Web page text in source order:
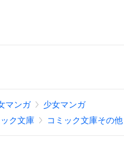
マンガ
少女マンガ
ク文庫 コミック文庫その他